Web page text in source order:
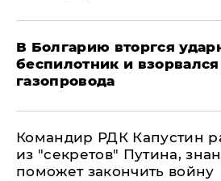
В Болгарию вторгся
беспилотник и
газопровода
Командир РДК Капустин
из "секретов" Путина,
поможет закончить войну